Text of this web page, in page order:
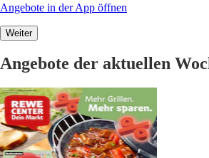
Angebote in der App öffnen
Weiter
Angebote der aktuellen